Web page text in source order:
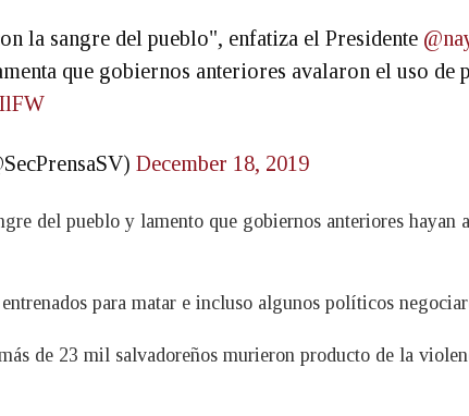
la sangre del pueblo", enfatiza el Presidente
que gobiernos anteriores avalaron el uso
December 18, 2019
del pueblo y lamento que gobiernos anteriores
para matar e incluso algunos políticos
de 23 mil salvadoreños murieron producto de la